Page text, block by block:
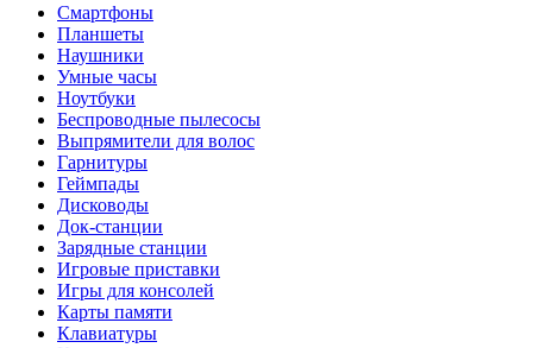
Смартфоны
Планшеты
Наушники
Умные часы
Ноутбуки
Беспроводные пылесосы
Выпрямители для волос
Гарнитуры
Геймпады
Дисководы
Док-станции
Зарядные станции
Игровые приставки
Игры для консолей
Карты памяти
Клавиатуры